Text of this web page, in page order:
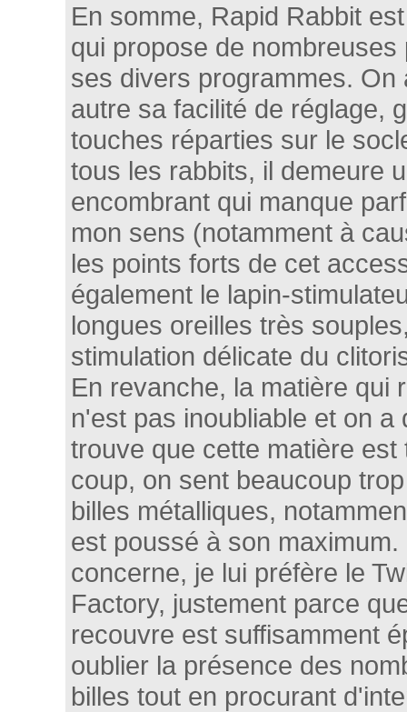
En somme, Rapid Rabbit
qui propose de
ses divers programmes. On
autre sa facilité de réglage,
touches réparties sur le
tous les rabbits, il demeure
encombrant qui manque
mon sens (notamment à
les points forts de cet
également le lapin-
longues oreilles très
stimulation délicate du
En revanche, la matière qui
n'est pas inoubliable et on a
trouve que cette matière est
coup, on sent beaucoup
billes métalliques,
est poussé à son
concerne, je lui préfère le
Factory, justement parce
recouvre est suffisamment
oublier la présence des
billes tout en procurant